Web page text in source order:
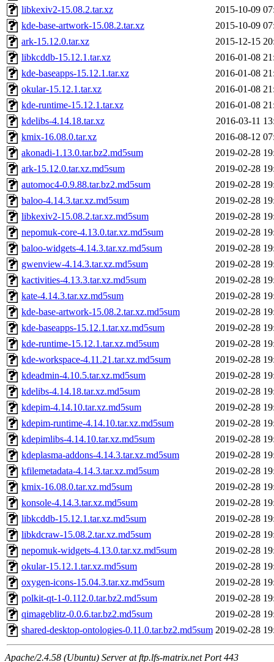
libkexiv2-15.08.2.tar.xz
2015-10-09
kde-base-artwork-15.08.2.tar.xz
2015-10-09
ark-15.12.0.tar.xz
2015-12-15
libkcddb-15.12.1.tar.xz
2016-01-08
kde-baseapps-15.12.1.tar.xz
2016-01-08
okular-15.12.1.tar.xz
2016-01-08
kde-runtime-15.12.1.tar.xz
2016-01-08
kdelibs-4.14.18.tar.xz
2016-03-11
kmix-16.08.0.tar.xz
2016-08-12
akonadi-1.13.0.tar.bz2.md5sum
2019-02-28
ark-15.12.0.tar.xz.md5sum
2019-02-28
automoc4-0.9.88.tar.bz2.md5sum
2019-02-28
baloo-4.14.3.tar.xz.md5sum
2019-02-28
libkexiv2-15.08.2.tar.xz.md5sum
2019-02-28
nepomuk-core-4.13.0.tar.xz.md5sum
2019-02-28
baloo-widgets-4.14.3.tar.xz.md5sum
2019-02-28
gwenview-4.14.3.tar.xz.md5sum
2019-02-28
kactivities-4.13.3.tar.xz.md5sum
2019-02-28
kate-4.14.3.tar.xz.md5sum
2019-02-28
kde-base-artwork-15.08.2.tar.xz.md5sum
2019-02-28
kde-baseapps-15.12.1.tar.xz.md5sum
2019-02-28
kde-runtime-15.12.1.tar.xz.md5sum
2019-02-28
kde-workspace-4.11.21.tar.xz.md5sum
2019-02-28
kdeadmin-4.10.5.tar.xz.md5sum
2019-02-28
kdelibs-4.14.18.tar.xz.md5sum
2019-02-28
kdepim-4.14.10.tar.xz.md5sum
2019-02-28
kdepim-runtime-4.14.10.tar.xz.md5sum
2019-02-28
kdepimlibs-4.14.10.tar.xz.md5sum
2019-02-28
kdeplasma-addons-4.14.3.tar.xz.md5sum
2019-02-28
kfilemetadata-4.14.3.tar.xz.md5sum
2019-02-28
kmix-16.08.0.tar.xz.md5sum
2019-02-28
konsole-4.14.3.tar.xz.md5sum
2019-02-28
libkcddb-15.12.1.tar.xz.md5sum
2019-02-28
libkdcraw-15.08.2.tar.xz.md5sum
2019-02-28
nepomuk-widgets-4.13.0.tar.xz.md5sum
2019-02-28
okular-15.12.1.tar.xz.md5sum
2019-02-28
oxygen-icons-15.04.3.tar.xz.md5sum
2019-02-28
polkit-qt-1-0.112.0.tar.bz2.md5sum
2019-02-28
qimageblitz-0.0.6.tar.bz2.md5sum
2019-02-28
shared-desktop-ontologies-0.11.0.tar.bz2.md5sum 2019-02-28
Apache/2.4.58 (Ubuntu) Server at ftp.lfs-matrix.net Port 443